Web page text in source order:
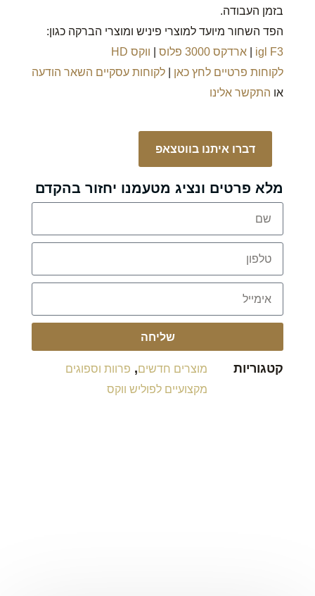
בזמן העבודה.
הפד השחור מיועד למוצרי פיניש ומוצרי הברקה כגון:
igl F3
ארדקס 3000 פלוס
ווקס HD
לקוחות פרטיים לחץ כאן
לקוחות עסקיים השאר הודעה
או התקשר אלינו
דברו איתנו בווטצאפ
מלא פרטים ונציג מטעמנו יחזור בהקדם
שליחה
קטגוריות מוצרים חדשים, פרוות וספוגים
מקצועיים לפוליש ווקס